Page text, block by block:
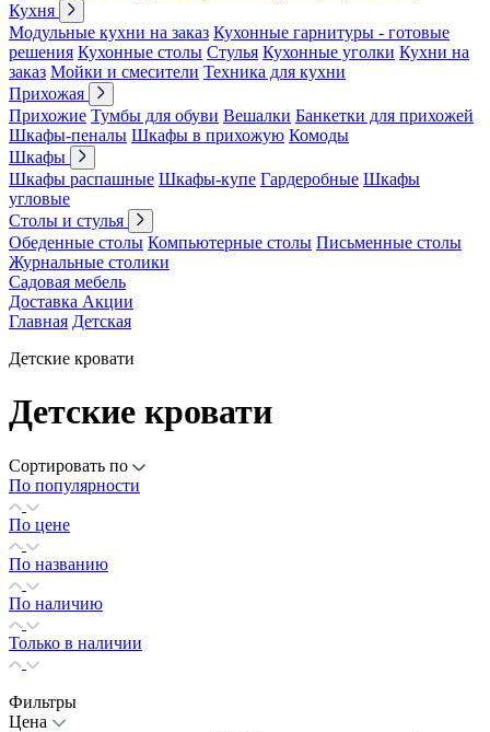
Кухня
Модульные кухни на заказ Кухонные гарнитуры - готовые
решения Кухонные столы Стулья Кухонные уголки Кухни на
заказ Мойки и смесители Техника для кухни
Прихожая
Прихожие Тумбы для обуви Вешалки Банкетки для прихожей
Шкафы-пеналы Шкафы в прихожую Комоды
Шкафы
Шкафы распашные Шкафы-купе Гардеробные Шкафы
угловые
Столы и стулья
Обеденные столы Компьютерные столы Письменные столы
Журнальные столики
Садовая мебель
Доставка Акции
Главная Детская
Детские кровати
Детские кровати
Сортировать по
По популярности
По цене
По названию
По наличию
Только в наличии
Фильтры
Цена